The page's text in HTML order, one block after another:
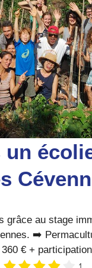
un
grâce au stage
➡️
€ +